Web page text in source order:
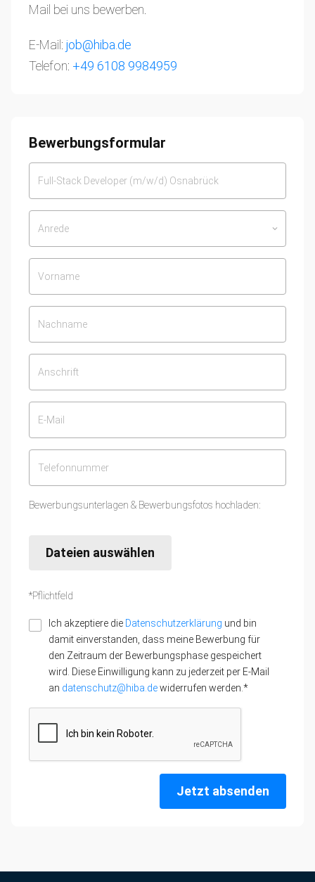
Mail bei uns bewerben.
E-Mail: job@hiba.de
Telefon: +49 6108 9984959
Bewerbungsformular
Anrede keyboard_arrow_down
Bewerbungsunterlagen & Bewerbungsfotos hochladen:
Dateien auswählen
*Pflichtfeld
Ich akzeptiere die Datenschutzerklärung und bin
damit einverstanden, dass meine Bewerbung für
den Zeitraum der Bewerbungsphase gespeichert
wird. Diese Einwilligung kann zu jederzeit per E-Mail
an datenschutz@hiba.dewiderrufen werden.*
Jetzt absenden